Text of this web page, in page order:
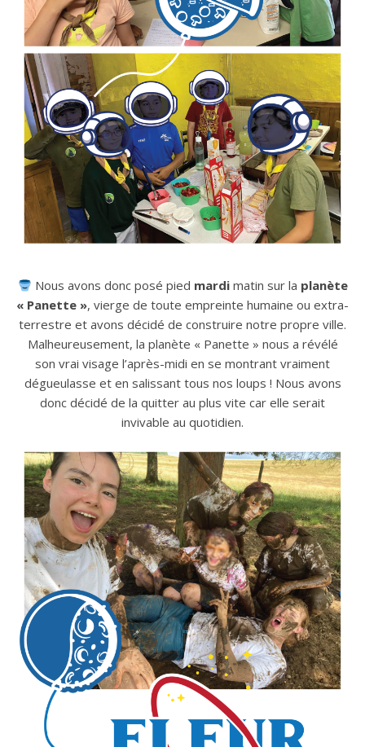
Nous avons donc posé pied mardimatin sur la planète
« Panette », vierge de toute empreinte humaine ou extra-
terrestre et avons décidé de construire notre propre ville.
Malheureusement, la planète « Panette » nous a révélé
son vrai visage l’après-midi en se montrant vraiment
dégueulasse et en salissant tous nos loups ! Nous avons
donc décidé de la quitter au plus vite car elle serait
invivable au quotidien.